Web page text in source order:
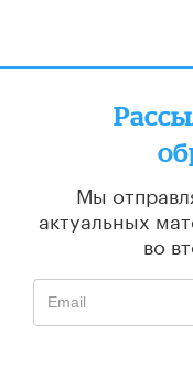
Мы
актуальных
во